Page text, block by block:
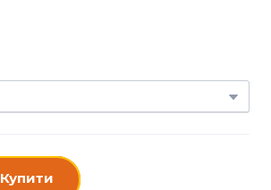
Купити